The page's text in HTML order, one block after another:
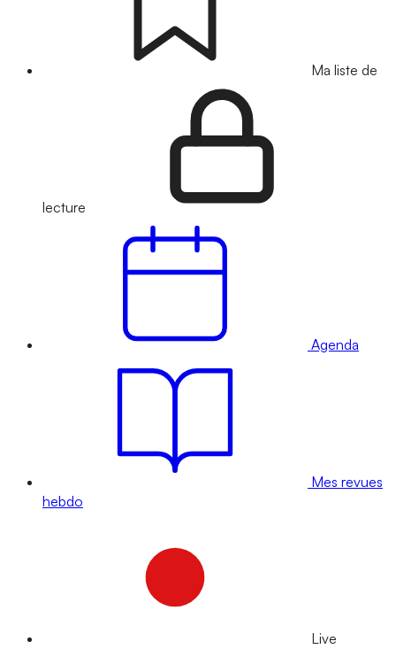
Ma liste de
lecture
Agenda
Mes revues
hebdo
Live